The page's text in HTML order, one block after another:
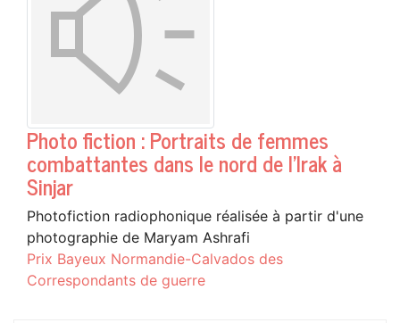
Photo fiction : Portraits de femmes
combattantes dans le nord de l'Irak à
Sinjar
Photofiction radiophonique réalisée à partir d'une
photographie de Maryam Ashrafi
Prix Bayeux Normandie-Calvados des
Correspondants de guerre